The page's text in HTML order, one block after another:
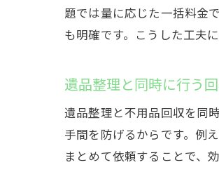
題では量に応じた一括料金
も明確です。こうした工夫
遺品整理と同時に行う
遺品整理と不用品回収を同
手間を防げるからです。例
まとめて依頼することで、